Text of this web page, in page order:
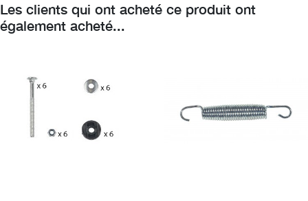
Les clients qui ont acheté ce produit ont
également acheté...